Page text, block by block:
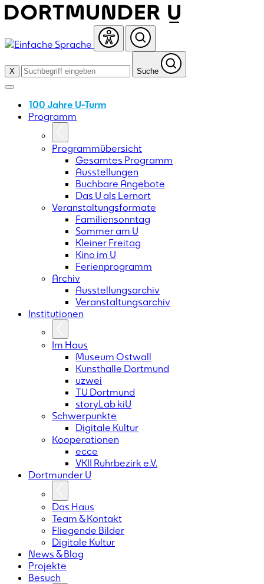
Skip
to
X Suche
100 Jahre U-Turm
Programm
Programmübersicht
Gesamtes Programm
Ausstellungen
Buchbare Angebote
Das U als Lernort
Veranstaltungsformate
Familiensonntag
Sommer am U
Kleiner Freitag
Kino im U
Ferienprogramm
Archiv
Ausstellungsarchiv
Veranstaltungsarchiv
Institutionen
Im Haus
Museum Ostwall
Kunsthalle Dortmund
uzwei
TU Dortmund
storyLab kiU
Schwerpunkte
Digitale Kultur
Kooperationen
ecce
VKII Ruhrbezirk e.V.
Dortmunder U
Das Haus
Team & Kontakt
Fliegende Bilder
Digitale Kultur
News & Blog
Projekte
Besuch